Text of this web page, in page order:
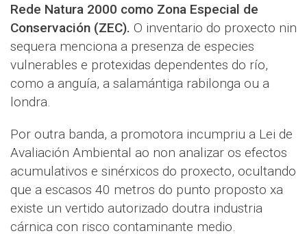
Rede Natura 2000 como Zona Especial de
Conservación (ZEC). O inventario do proxecto nin
sequera menciona a presenza de especies
vulnerables e protexidas dependentes do río,
como a anguía, a salamántiga rabilonga ou a
londra.
Por outra banda, a promotora incumpriu a Lei de
Avaliación Ambiental ao non analizar os efectos
acumulativos e sinérxicos do proxecto, ocultando
que a escasos 40 metros do punto proposto xa
existe un vertido autorizado doutra industria
cárnica con risco contaminante medio.